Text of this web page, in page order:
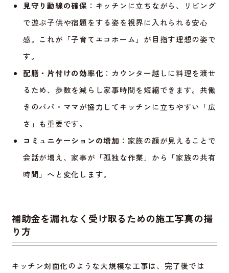
見守り動線の確保 ：キッチンに立ちながら、リビング
で遊ぶ子供や宿題をする姿を視界に入れられる安心
感。これが「子育てエコホーム」が目指す理想の姿で
す。
配膳・片付けの効率化 ：カウンター越しに料理を渡せ
るため、歩数を減らし家事時間を短縮できます。共働
きのパパ・ママが協力してキッチンに立ちやすい「広
さ」も重要です。
コミュニケーションの増加 ：家族の顔が見えることで
会話が増え、家事が「孤独な作業」から「家族の共有
時間」へと変化します。
補助金を漏れなく受け取るための施工写真の撮
り方
キッチン対面化のような大規模な工事は、完了後では